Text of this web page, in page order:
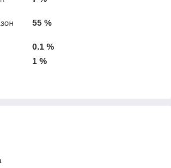
55 %
0.1 %
1 %